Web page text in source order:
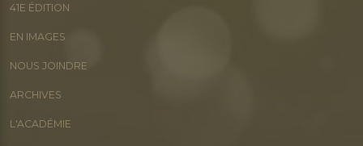
41E ÉDITION
EN IMAGES
NOUS JOINDRE
ARCHIVES
L'ACADÉMIE